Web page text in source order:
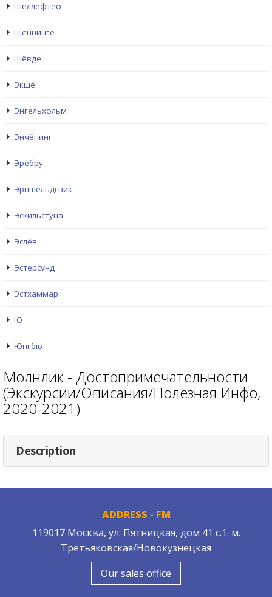
Шеллефтео
Шеннинге
Шёвде
Экшё
Энгельхольм
Энчёпинг
Эребру
Эрншёльдсвик
Эскильстуна
Эслёв
Эстерсунд
Эстхаммар
Ю
Юнгбю
Молнлик - Достопримечательности
(Экскурсии/Описания/Полезная Инфо,
2020-2021)
Description
ADDRESS - FM
119017 Москва, ул. Пятницкая, дом 41 с.1. м.
Третьяковская/Новокузнецкая
Our sales office